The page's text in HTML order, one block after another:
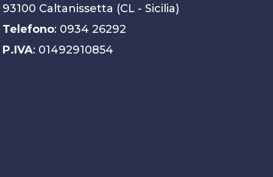
93100 Caltanissetta (CL - Sicilia)
Telefono: 0934 26292
P.IVA: 01492910854